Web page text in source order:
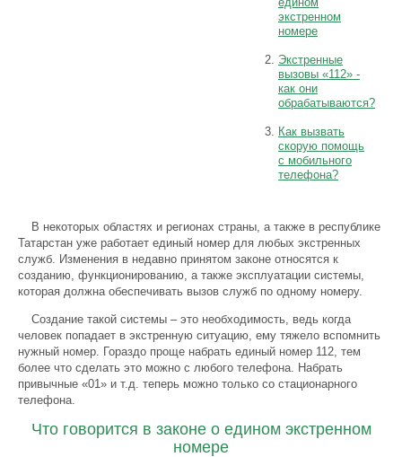
экстренном
номере
Экстренные
вызовы «112» -
как они
обрабатываются?
Как вызвать
скорую помощь
с мобильного
телефона?
В некоторых областях и регионах страны, а также в республике
Татарстан уже работает единый номер для любых экстренных
служб. Изменения в недавно принятом законе относятся к
созданию, функционированию, а также эксплуатации системы,
которая должна обеспечивать вызов служб по одному номеру.
Создание такой системы – это необходимость, ведь когда
человек попадает в экстренную ситуацию, ему тяжело вспомнить
нужный номер. Гораздо проще набрать единый номер 112, тем
более что сделать это можно с любого телефона. Набрать
привычные «01» и т.д. теперь можно только со стационарного
телефона.
Что говорится в законе о едином экстренном
номере